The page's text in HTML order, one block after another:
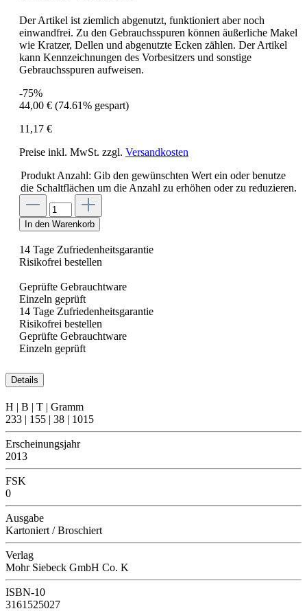
Der Artikel ist ziemlich abgenutzt, funktioniert aber noch
einwandfrei. Zu den Gebrauchsspuren können äußerliche Makel
wie Kratzer, Dellen und abgenutzte Ecken zählen. Der Artikel
kann Kennzeichnungen des Vorbesitzers und sonstige
Gebrauchsspuren aufweisen.
-75%
44,00 € (74.61% gespart)
11,17 €
Preise inkl. MwSt. zzgl. Versandkosten
Produkt Anzahl: Gib den gewünschten Wert ein oder benutze
die Schaltflächen um die Anzahl zu erhöhen oder zu reduzieren.
In den Warenkorb
14 Tage Zufriedenheitsgarantie
Risikofrei bestellen
Geprüfte Gebrauchtware
Einzeln geprüft
14 Tage Zufriedenheitsgarantie
Risikofrei bestellen
Geprüfte Gebrauchtware
Einzeln geprüft
Details
H | B | T | Gramm
233 | 155 | 38 | 1015
Erscheinungsjahr
2013
FSK
0
Ausgabe
Kartoniert / Broschiert
Verlag
Mohr Siebeck GmbH Co. K
ISBN-10
3161525027